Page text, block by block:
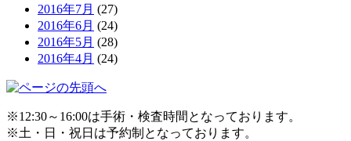
2016年7月 (27)
2016年6月 (24)
2016年5月 (28)
2016年4月 (24)
※12:30～16:00は手術・検査時間となっております。
※土・日・祝日は予約制となっております。